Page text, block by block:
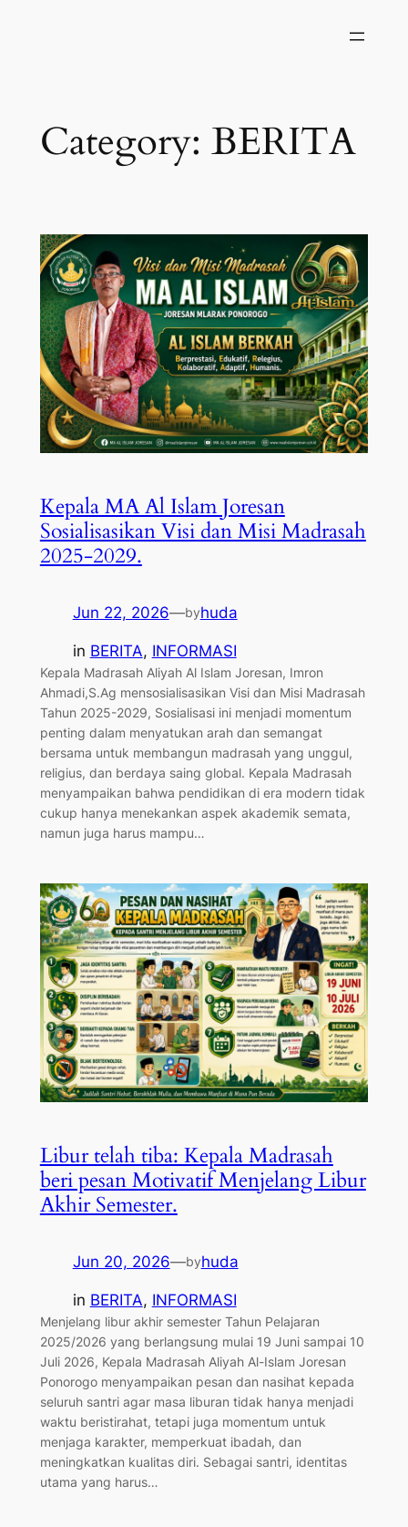
Category: BERITA
Kepala MA Al Islam Joresan
Sosialisasikan Visi dan Misi Madrasah
2025-2029.
Jun 22, 2026—byhuda
in BERITA, INFORMASI
Kepala Madrasah Aliyah Al Islam Joresan, Imron
Ahmadi,S.Ag mensosialisasikan Visi dan Misi Madrasah
Tahun 2025-2029, Sosialisasi ini menjadi momentum
penting dalam menyatukan arah dan semangat
bersama untuk membangun madrasah yang unggul,
religius, dan berdaya saing global. Kepala Madrasah
menyampaikan bahwa pendidikan di era modern tidak
cukup hanya menekankan aspek akademik semata,
namun juga harus mampu…
Libur telah tiba: Kepala Madrasah
beri pesan Motivatif Menjelang Libur
Akhir Semester.
Jun 20, 2026—byhuda
in BERITA, INFORMASI
Menjelang libur akhir semester Tahun Pelajaran
2025/2026 yang berlangsung mulai 19 Juni sampai 10
Juli 2026, Kepala Madrasah Aliyah Al-Islam Joresan
Ponorogo menyampaikan pesan dan nasihat kepada
seluruh santri agar masa liburan tidak hanya menjadi
waktu beristirahat, tetapi juga momentum untuk
menjaga karakter, memperkuat ibadah, dan
meningkatkan kualitas diri. Sebagai santri, identitas
utama yang harus…